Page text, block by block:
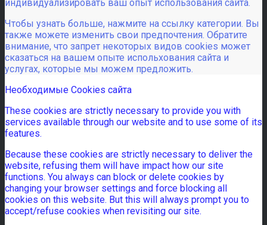
индивидуализировать ваш опыт использования сайта.
Чтобы узнать больше, нажмите на ссылку категории. Вы
также можете изменить свои предпочтения. Обратите
внимание, что запрет некоторых видов cookies может
сказаться на вашем опыте испольхования сайта и
услугах, которые мы можем предложить.
Необходимые Cookies сайта
These cookies are strictly necessary to provide you with
services available through our website and to use some of its
features.
Because these cookies are strictly necessary to deliver the
website, refusing them will have impact how our site
functions. You always can block or delete cookies by
changing your browser settings and force blocking all
cookies on this website. But this will always prompt you to
accept/refuse cookies when revisiting our site.